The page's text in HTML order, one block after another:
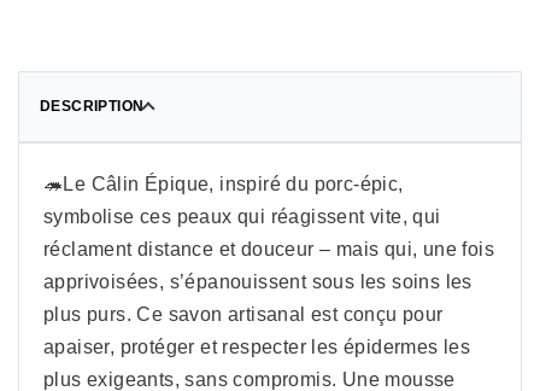
DESCRIPTION
🦔Le Câlin Épique, inspiré du porc-épic,
symbolise ces peaux qui réagissent vite, qui
réclament distance et douceur – mais qui, une fois
apprivoisées, s’épanouissent sous les soins les
plus purs. Ce savon artisanal est conçu pour
apaiser, protéger et respecter les épidermes les
plus exigeants, sans compromis. Une mousse